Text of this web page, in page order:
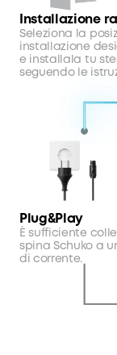
Installazione
Seleziona la
installazione
e installala tu
seguendo le
Plug&Play
È sufficiente
spina Schuko a
di corrente.